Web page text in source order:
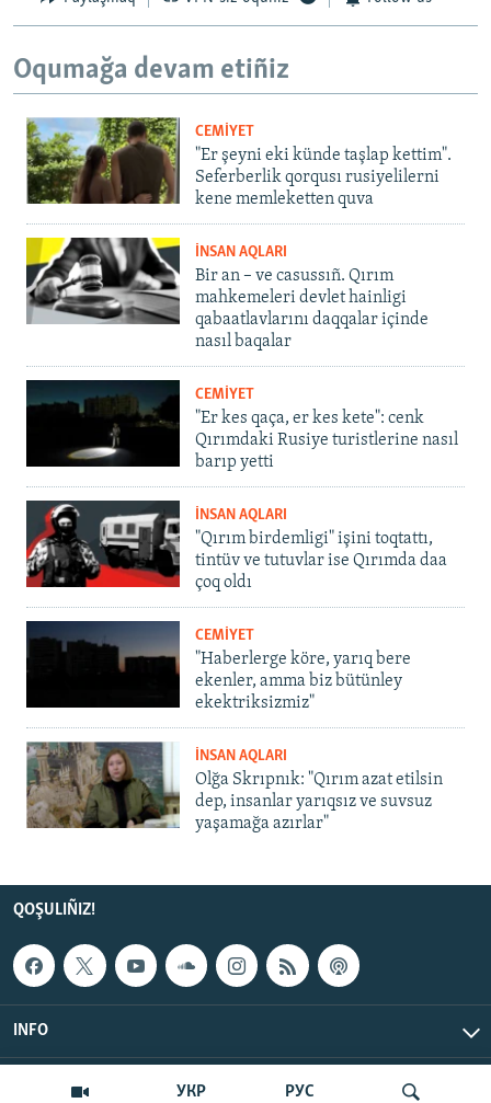
УКР РУС
Oqumağa devam etiñiz
CEMİYET
"Er şeyni eki künde taşlap kettim".
Seferberlik qorqusı rusiyelilerni
kene memleketten quva
İNSAN AQLARI
Bir an – ve casussıñ. Qırım
mahkemeleri devlet hainligi
qabaatlavlarını daqqalar içinde
nasıl baqalar
CEMİYET
"Er kes qaça, er kes kete": cenk
Qırımdaki Rusiye turistlerine nasıl
barıp yetti
İNSAN AQLARI
"Qırım birdemligi" işini toqtattı,
tintüv ve tutuvlar ise Qırımda daa
çoq oldı
CEMİYET
"Haberlerge köre, yarıq bere
ekenler, amma biz bütünley
ekektriksizmiz"
İNSAN AQLARI
Olğa Skrıpnık: "Qırım azat etilsin
dep, insanlar yarıqsız ve suvsuz
yaşamağa azırlar"
QOŞULIÑIZ!
INFO
© Qırım.Aqiqat, 2026 | All Rights Reserved.